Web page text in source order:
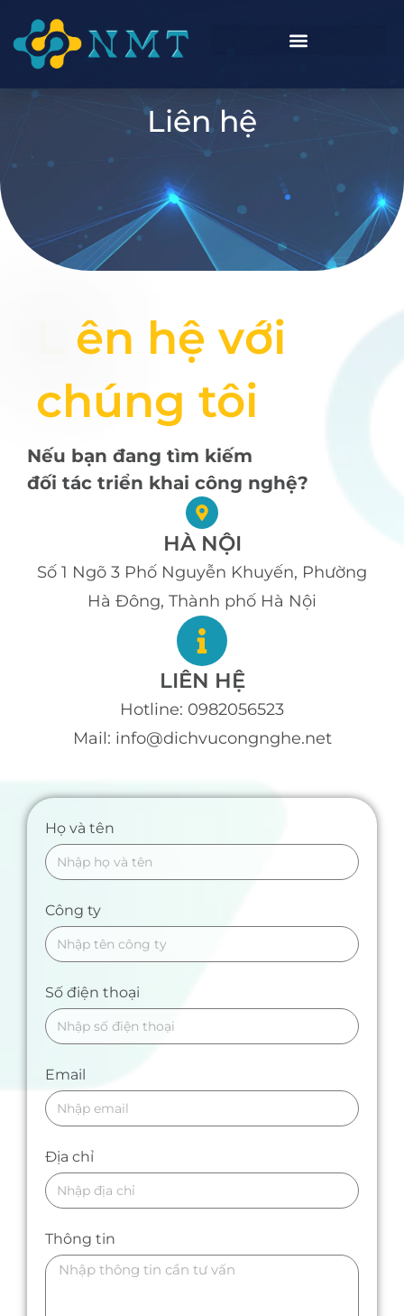
Liên hệ
ên hệ với
chúng tôi
Nếu bạn đang tìm kiếm
đối tác triển khai công nghệ?
HÀ NỘI
Số 1 Ngõ 3 Phố Nguyễn Khuyến, Phường
Hà Đông, Thành phố Hà Nội
LIÊN HỆ
Hotline: 0982056523
Mail: info@dichvucongnghe.net
Họ và tên
Công ty
Số điện thoại
Email
Địa chỉ
Thông tin